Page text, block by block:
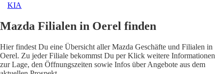
KIA
Mazda Filialen in Oerel finden
Hier findest Du eine Übersicht aller Mazda Geschäfte und Filialen in
Oerel. Zu jeder Filiale bekommst Du per Klick weitere Informationen
zur Lage, den Öffnungszeiten sowie Infos über Angebote aus dem